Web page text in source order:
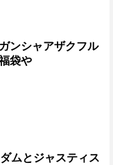
ンシャアザクフル
袋や
ムとジャスティス